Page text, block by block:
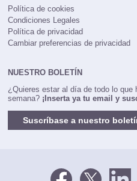
Política de cookies
Condiciones Legales
Política de privacidad
Cambiar preferencias de privacidad
NUESTRO BOLETÍN
¿Quieres estar al día de todo lo que
semana? ¡Inserta ya tu email y
Suscríbase a nuestro